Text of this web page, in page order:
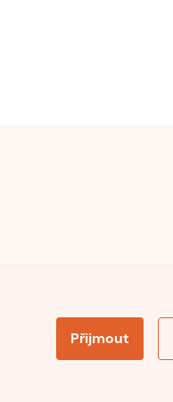
Přijmout